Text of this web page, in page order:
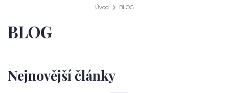
Úvod BLOG
BLOG
Nejnovější články